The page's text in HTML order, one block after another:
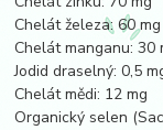
Chelát železa: 60 mg
Chelát manganu: 30
Jodid draselný: 0,5
Chelát mědi: 12 mg
Organický selen